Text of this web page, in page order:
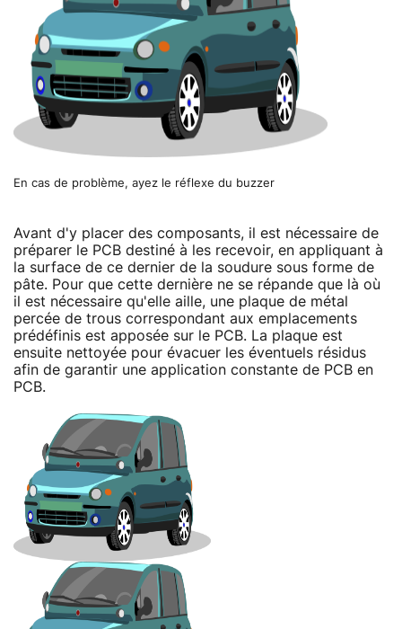
En cas de problème, ayez le réflexe du buzzer
Avant d'y placer des composants, il est nécessaire de
préparer le PCB destiné à les recevoir, en appliquant à
la surface de ce dernier de la soudure sous forme de
pâte. Pour que cette dernière ne se répande que là où
il est nécessaire qu'elle aille, une plaque de métal
percée de trous correspondant aux emplacements
prédéfinis est apposée sur le PCB. La plaque est
ensuite nettoyée pour évacuer les éventuels résidus
afin de garantir une application constante de PCB en
PCB.